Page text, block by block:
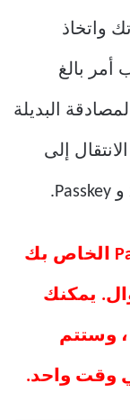
واتخاذ
أمر بالغ
البديلة
إلى
ملاحظة: ليس عليك حذف Passkey الخاص بك
يمكنك
وستتم
وقت واحد.